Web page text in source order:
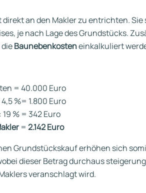
direkt an den Makler zu entrichten.
je nach Lage des Grundstücks.
Baunebenkosteneinkalkuliert
= 40.000 Euro
%= 1.800 Euro
% = 342 Euro
= 2.142 Euro
Grundstückskauf erhöhen sich
dieser Betrag durchaus
veranschlagt wird.